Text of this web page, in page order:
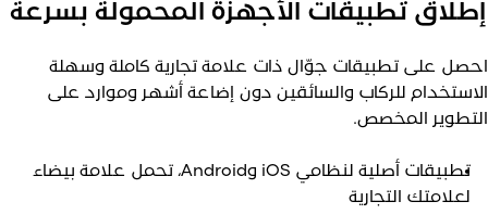
تطبيقات الأجهزة المحمولة بسرعة
على تطبيقات جوّال ذات علامة تجارية كاملة وسهلة
للركاب والسائقين دون إضاعة أشهر وموارد على
المخصص.
تطبيقات أصلية لنظامي iOS وAndroid، تحمل علامة بيضاء
لعلامتك التجارية